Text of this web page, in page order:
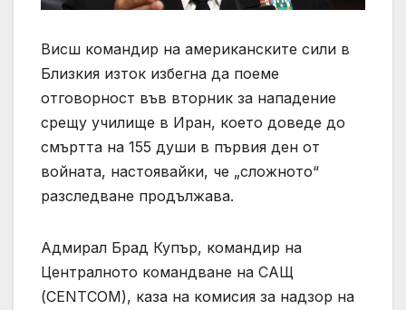
Висш командир на американските сили в
Близкия изток избегна да поеме
отговорност във вторник за нападение
срещу училище в Иран, което доведе до
смъртта на 155 души в първия ден от
войната, настоявайки, че „сложното“
разследване продължава.
Адмирал Брад Купър, командир на
Централното командване на САЩ
(CENTCOM), каза на комисия за надзор на